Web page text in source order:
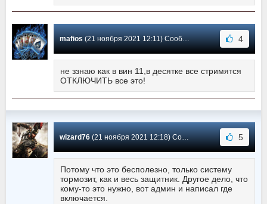
mafios(21 ноября 2021 12:11) Сообщение #3 4
не ззнаю как в вин 11,в десятке все стримятся
ОТКЛЮЧИТЬ все это!
wizard76(21 ноября 2021 12:18) Сообщение #2 5
Потому что это бесполезно, только систему
тормозит, как и весь защитник. Другое дело, что
кому-то это нужно, вот админ и написал где
включается.